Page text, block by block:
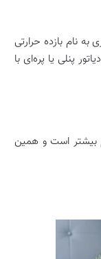
نام بازده حرارتی
پنلی یا پره‌ای با
بیشتر است و همین